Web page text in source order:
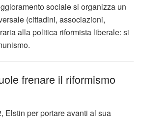
sociale si organizza un
(cittadini, associazioni,
alla politica riformista liberale: si
frenare il riformismo
Elstin per portare avanti al sua